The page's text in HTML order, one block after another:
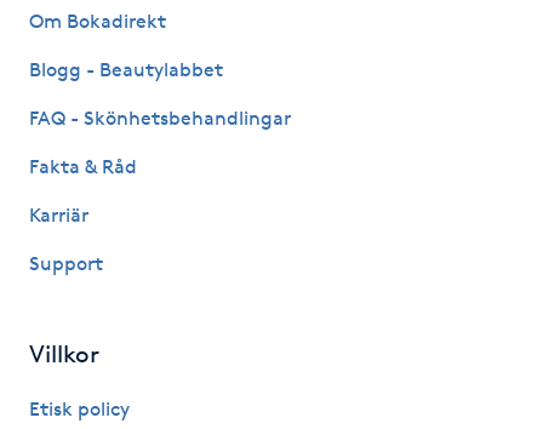
Liktornar
LPG
LPG-massage
Lymfmassage
Läpptatuering
Om Bokadirekt
Blogg - Beautylabbet
FAQ - Skönhetsbehandlingar
Fakta & Råd
Karriär
Support
Villkor
Etisk policy